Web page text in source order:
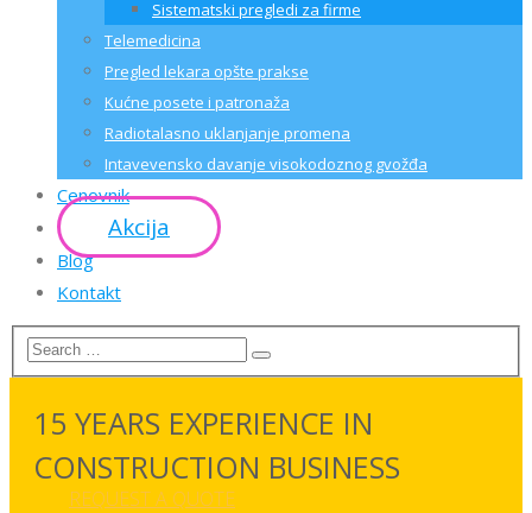
Sistematski pregledi za firme
Telemedicina
Pregled lekara opšte prakse
Kućne posete i patronaža
Radiotalasno uklanjanje promena
Intavevensko davanje visokodoznog gvožđa
Cenovnik
Akcija
Blog
Kontakt
15 YEARS EXPERIENCE IN
CONSTRUCTION BUSINESS
REQUEST A QUOTE